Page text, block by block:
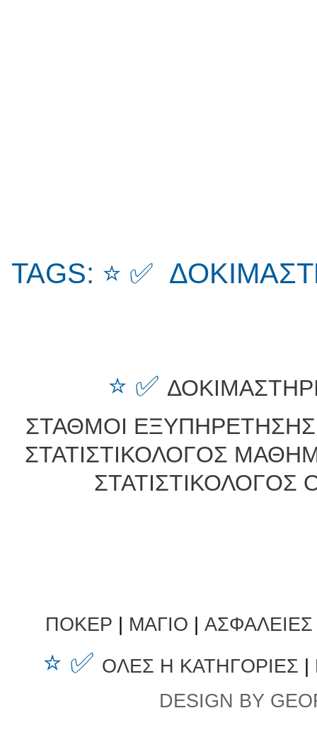
TAGS: ⭐ ✅
⭐ ✅
ΣΤΑΘΜΟΙ
ΣΤΑΤΙΣΤΙΚΟΛΟΓΟΣ
ΠΟΚΕΡ ΜΑΓΙΟ
⭐ ✅ ΟΛΕΣ Η ΚΑΤΗΓΟΡΙΕΣ
DESIGN BY